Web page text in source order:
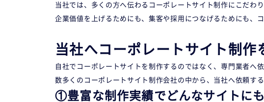
当社では、多くの方へ伝わるコーポレートサイト制作にこだわ
企業価値を上げるためにも、集客や採用につなげるためにも、
当社へコーポレートサイト制作
自社でコーポレートサイトを制作するのではなく、専門業者へ
数多くのコーポレートサイト制作会社の中から、当社へ依頼す
①豊富な制作実績でどんなサイトにも